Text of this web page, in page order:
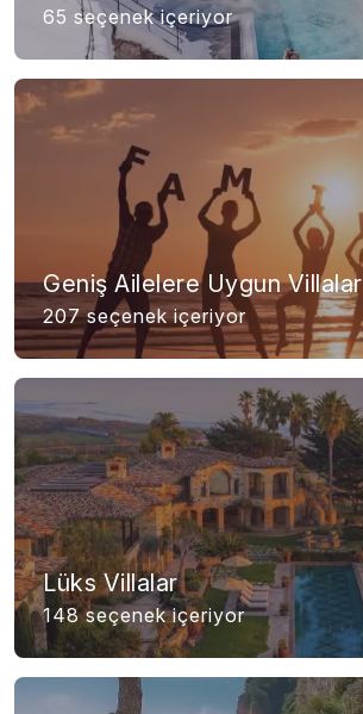
65 seçenek içeriyor
Geniş Ailelere Uygun Villalar
207 seçenek içeriyor
Lüks Villalar
148 seçenek içeriyor